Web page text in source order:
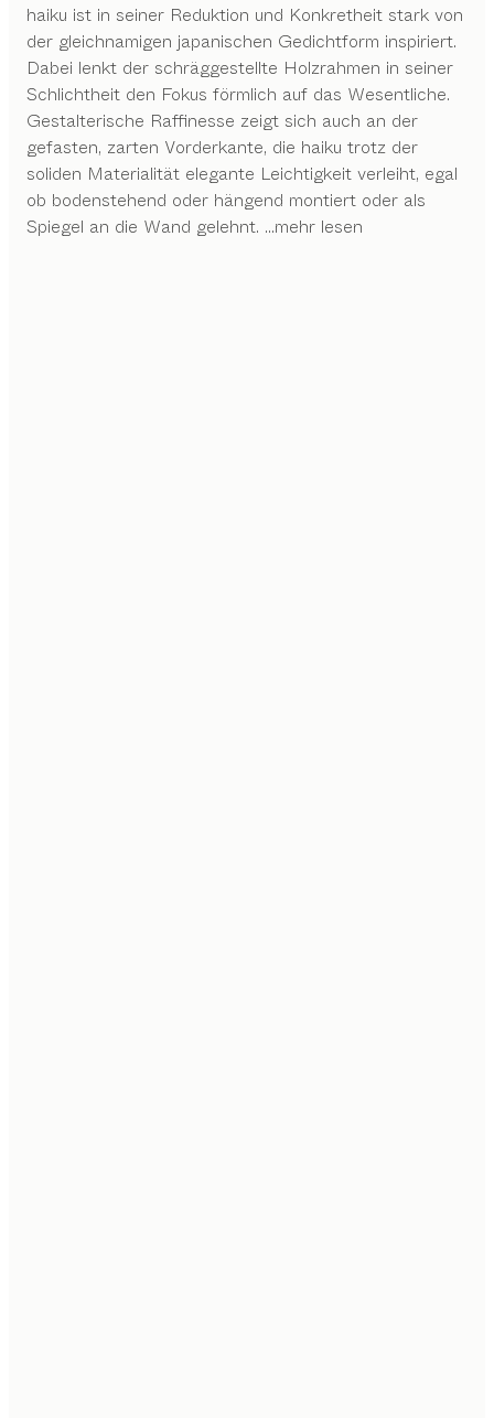
haiku ist in seiner Reduktion und Konkretheit stark von
der gleichnamigen japanischen Gedichtform inspiriert.
Dabei lenkt der schräggestellte Holzrahmen in seiner
Schlichtheit den Fokus förmlich auf das Wesentliche.
Gestalterische Raffinesse zeigt sich auch an der
gefasten, zarten Vorderkante, die haiku trotz der
soliden Materialität elegante Leichtigkeit verleiht, egal
ob bodenstehend oder hängend montiert oder als
Spiegel an die Wand gelehnt. ...mehr lesen